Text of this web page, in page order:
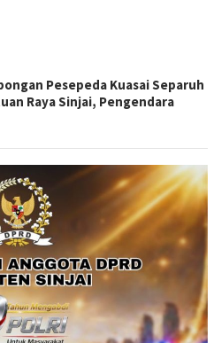
Pesepeda Kuasai Separuh
Raya Sinjai, Pengendara